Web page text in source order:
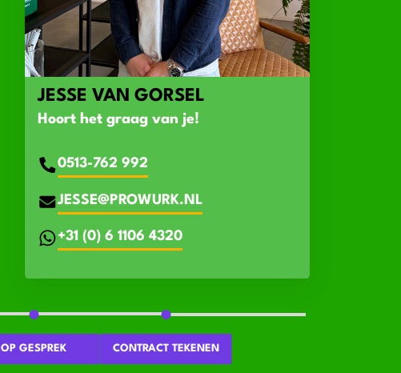
JESSE VAN GORSEL
Hoort het graag van je!
0513-762 992
JESSE@PROWURK.NL
+31 (0) 6 1106 4320
OP GESPREK CONTRACT TEKENEN